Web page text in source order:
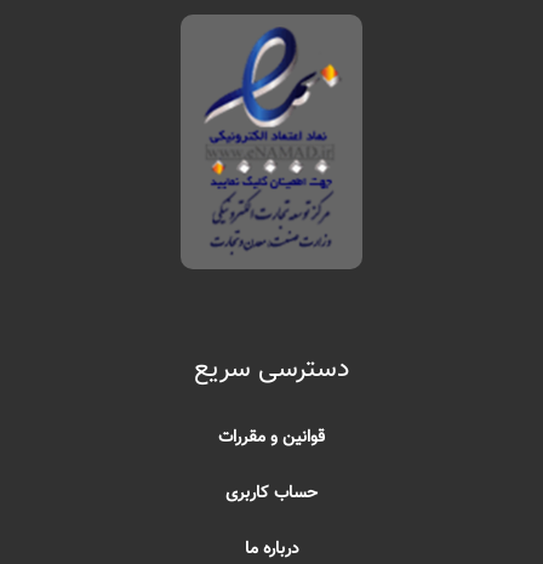
دسترسی سریع
قوانین و مقررات
حساب کاربری
درباره ما